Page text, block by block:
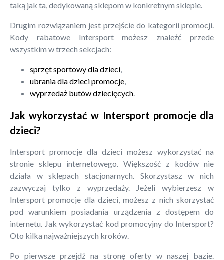
taką jak ta, dedykowaną sklepom w konkretnym sklepie.
Drugim rozwiązaniem jest przejście do kategorii promocji.
Kody rabatowe Intersport możesz znaleźć przede
wszystkim w trzech sekcjach:
sprzęt sportowy dla dzieci,
ubrania dla dzieci promocje,
wyprzedaż butów dziecięcych.
Jak wykorzystać w Intersport promocje dla
dzieci?
Intersport promocje dla dzieci możesz wykorzystać na
stronie sklepu internetowego. Większość z kodów nie
działa w sklepach stacjonarnych. Skorzystasz w nich
zazwyczaj tylko z wyprzedaży. Jeżeli wybierzesz w
Intersport promocje dla dzieci, możesz z nich skorzystać
pod warunkiem posiadania urządzenia z dostępem do
internetu. Jak wykorzystać kod promocyjny do Intersport?
Oto kilka najważniejszych kroków.
Po pierwsze przejdź na stronę oferty w naszej bazie.